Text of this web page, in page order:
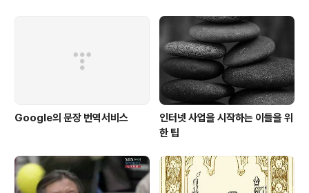
Google의 문장 번역서비스
인터넷 사업을 시작하는 이들을 위
한 팁